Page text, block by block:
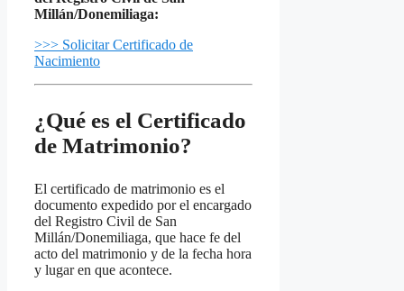
Millán/Donemiliaga:
>>> Solicitar Certificado de
Nacimiento
¿Qué es el Certificado
de Matrimonio?
El certificado de matrimonio es el
documento expedido por el encargado
del Registro Civil de San
Millán/Donemiliaga, que hace fe del
acto del matrimonio y de la fecha hora
y lugar en que acontece.